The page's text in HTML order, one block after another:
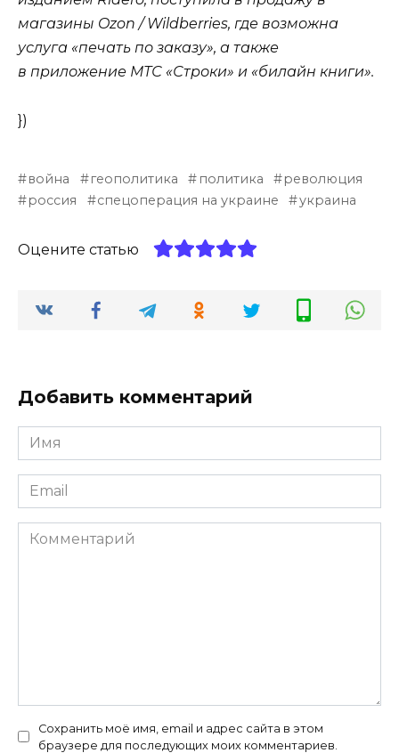
магазины Ozon / Wildberries, где возможна
услуга «печать по заказу», а также
в приложение МТС «Строки» и «билайн книги».
})
война геополитика политика
революция
россия
спецоперация на украине украина
Оцените статью
Добавить комментарий
Имя
*
Email
*
Комментарий
Сохранить моё имя, email и адрес сайта в этом
браузере для последующих моих комментариев.